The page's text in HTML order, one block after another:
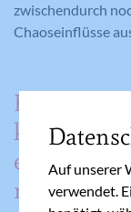
zwischendurch
Chaoseinflüsse
Fakt ist
kann man
eigentlich
machen.
Auf unserer
verwendet.